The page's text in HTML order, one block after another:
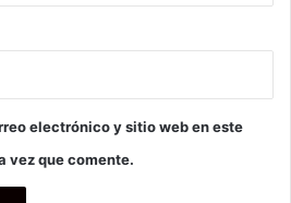
electrónico y sitio web en este
vez que comente.